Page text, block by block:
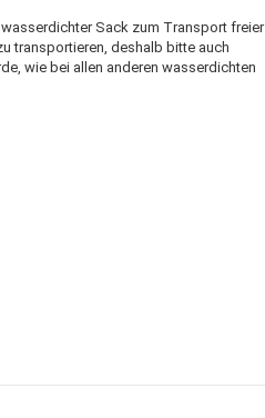
Sack zum Transport freier
transportieren, deshalb bitte auch
wie bei allen anderen wasserdichten